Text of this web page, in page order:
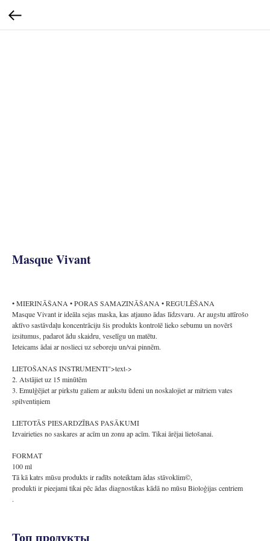
Masque Vivant
• MIERINĀŠANA • PORAS SAMAZINĀŠANA • REGULĒŠANA
Masque Vivant ir ideāla sejas maska, kas atjauno ādas līdzsvaru. Ar augstu attīrošo
aktīvo sastāvdaļu koncentrāciju šis produkts kontrolē lieko sebumu un novērš
izsitumus, padarot ādu skaidru, veselīgu un matētu.
Ieteicams ādai ar noslieci uz seboreju un/vai pinnēm.
LIETOŠANAS INSTRUMENTI">text->
2. Atstājiet uz 15 minūtēm
3. Emulģējiet ar pirkstu galiem ar aukstu ūdeni un noskalojiet ar mitriem vates
spilventiņiem
LIETOTĀS PIESARDZĪBAS PASĀKUMI
Izvairieties no saskares ar acīm un zonu ap acīm. Tikai ārējai lietošanai.
FORMAT
100 ml
Tā kā katrs mūsu produkts ir radīts noteiktam ādas stāvoklim©,
produkti ir pieejami tikai pēc ādas diagnostikas kādā no mūsu Bioloģijas centriem
.
Топ продукты